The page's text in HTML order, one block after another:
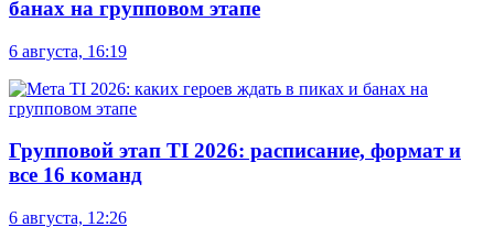
банах на групповом этапе
6 августа, 16:19
Групповой этап TI 2026: расписание, формат и
все 16 команд
6 августа, 12:26